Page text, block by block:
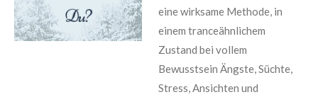
eine wirksame Methode, in
einem tranceähnlichem
Zustand bei vollem
Bewusstsein Ängste, Süchte,
Stress, Ansichten und